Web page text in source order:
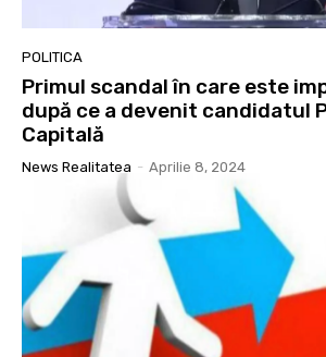
POLITICA
Primul scandal în care este
după ce a devenit candidatul
Capitală
News Realitatea - Aprilie 8, 2024